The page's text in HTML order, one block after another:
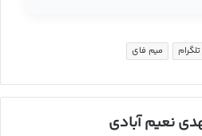
میم فای
نعیم آبادی